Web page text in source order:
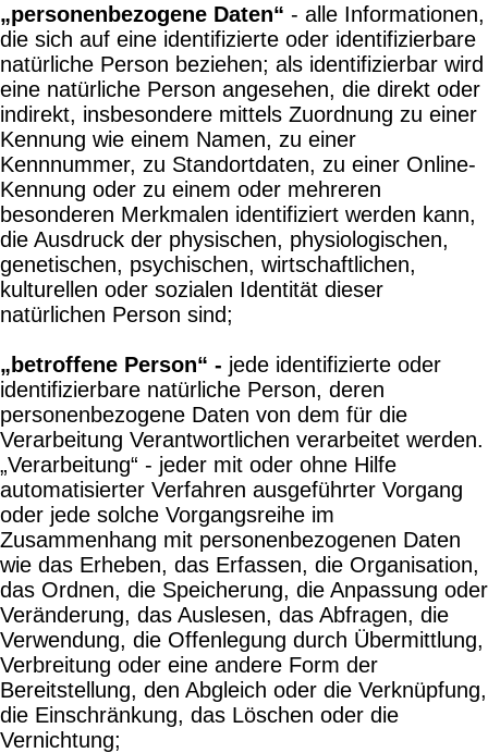
„personenbezogene Daten“ - alle Informationen,
die sich auf eine identifizierte oder identifizierbare
natürliche Person beziehen; als identifizierbar wird
eine natürliche Person angesehen, die direkt oder
indirekt, insbesondere mittels Zuordnung zu einer
Kennung wie einem Namen, zu einer
Kennnummer, zu Standortdaten, zu einer Online-
Kennung oder zu einem oder mehreren
besonderen Merkmalen identifiziert werden kann,
die Ausdruck der physischen, physiologischen,
genetischen, psychischen, wirtschaftlichen,
kulturellen oder sozialen Identität dieser
natürlichen Person sind;
„betroffene Person“ - jede identifizierte oder
identifizierbare natürliche Person, deren
personenbezogene Daten von dem für die
Verarbeitung Verantwortlichen verarbeitet werden.
„Verarbeitung“ - jeder mit oder ohne Hilfe
automatisierter Verfahren ausgeführter Vorgang
oder jede solche Vorgangsreihe im
Zusammenhang mit personenbezogenen Daten
wie das Erheben, das Erfassen, die Organisation,
das Ordnen, die Speicherung, die Anpassung oder
Veränderung, das Auslesen, das Abfragen, die
Verwendung, die Offenlegung durch Übermittlung,
Verbreitung oder eine andere Form der
Bereitstellung, den Abgleich oder die Verknüpfung,
die Einschränkung, das Löschen oder die
Vernichtung;